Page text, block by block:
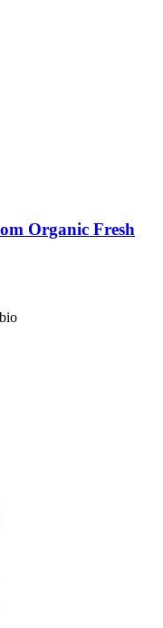
Organic Fresh